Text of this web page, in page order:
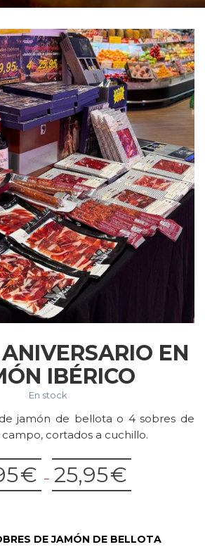
EN
IBÉRICO
En stock
jamón de bellota o 4 sobres de
cortados a cuchillo.
€ – 25,95€
DE JAMÓN DE BELLOTA